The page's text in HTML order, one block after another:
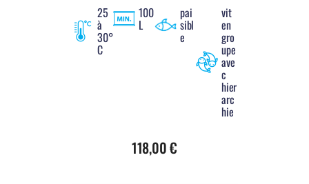
25
à
30°
C
100
L
pai
sibl
e
vit
en
gro
upe
ave
c
hier
arc
hie
118,00€